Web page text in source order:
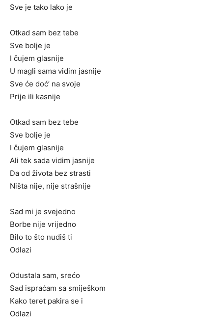
Sve je tako lako je
Otkad sam bez tebe
Sve bolje je
I čujem glasnije
U magli sama vidim jasnije
Sve će doć’ na svoje
Prije ili kasnije
Otkad sam bez tebe
Sve bolje je
I čujem glasnije
Ali tek sada vidim jasnije
Da od života bez strasti
Ništa nije, nije strašnije
Sad mi je svejedno
Borbe nije vrijedno
Bilo to što nudiš ti
Odlazi
Odustala sam, srećo
Sad ispraćam sa smiješkom
Kako teret pakira se i
Odlazi